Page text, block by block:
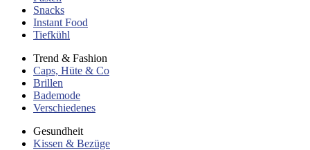
Snacks
Instant Food
Tiefkühl
Trend & Fashion
Caps, Hüte & Co
Brillen
Bademode
Verschiedenes
Gesundheit
Kissen & Bezüge